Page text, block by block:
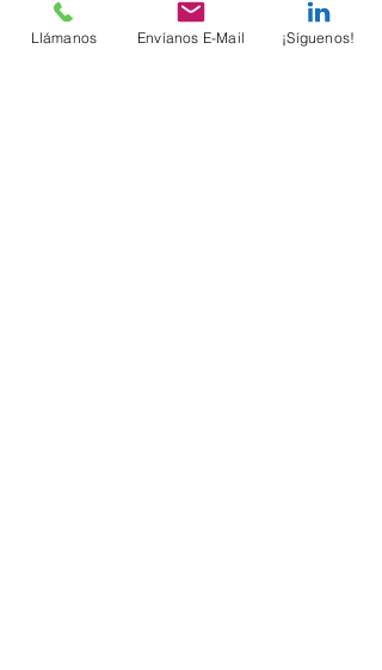
Llámanos Envíanos E-Mail ¡Síguenos!